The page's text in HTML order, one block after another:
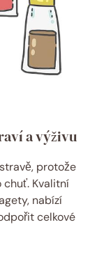
a výživu
protože
Kvalitní
nabízí
celkové